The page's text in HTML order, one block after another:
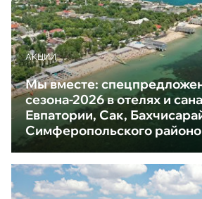
АКЦИИ
Мы вместе:
сезона-2026 в отелях и
Евпатории, Сак,
Симферопольского